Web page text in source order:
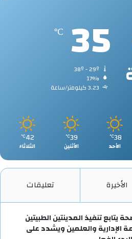
35
℃
17%
3.23 كيلومتر/ساعة
38
℃
الأحد
39
℃
الأثنين
42
℃
الثلاثاء
الأخيرة تعليقات
يتابع تنفيذ المدينتين الطبيتين
الإدارية والعلمين ويشدد على